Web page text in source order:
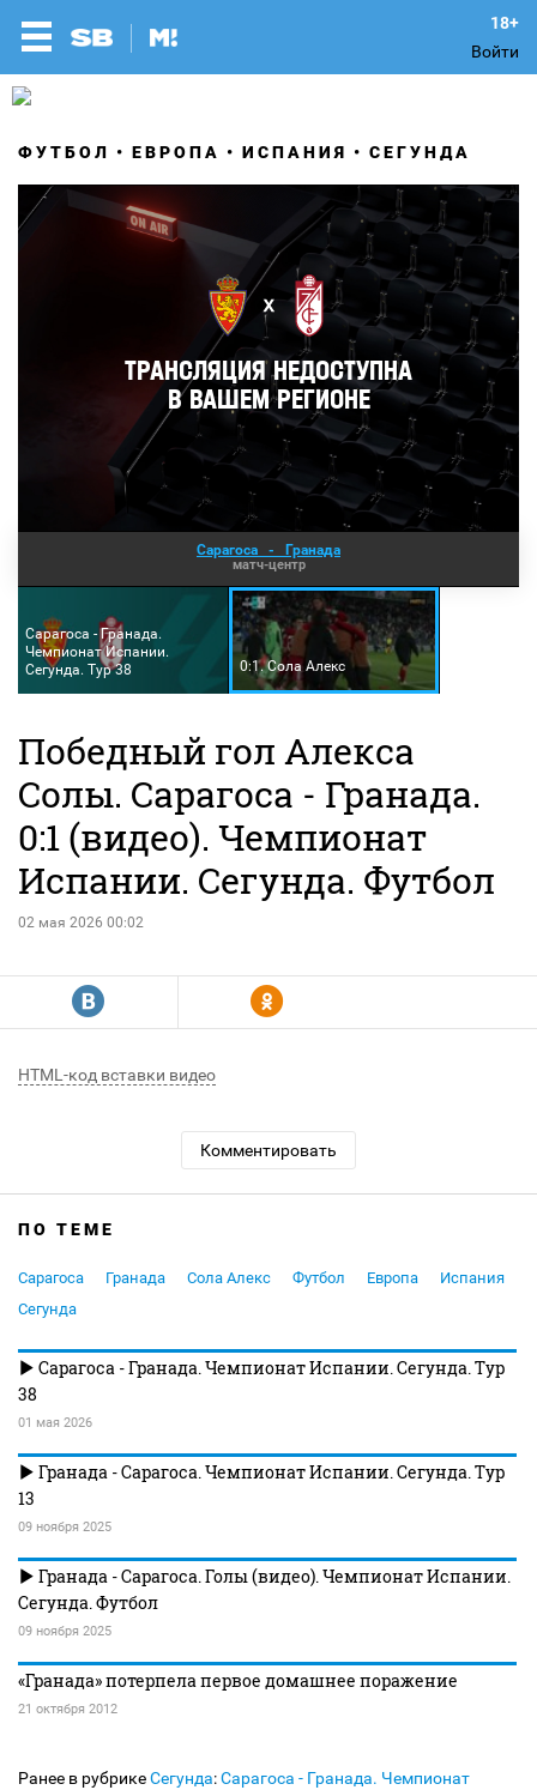
Войти
ФУТБОЛ ЕВРОПА ИСПАНИЯ СЕГУНДА
Сарагоса - Гранада
матч-центр
Сарагоса - Гранада.
Чемпионат Испании.
Сегунда. Тур 38
0:1. Сола Алекс
Победный гол Алекса
Солы. Сарагоса - Гранада.
0:1 (видео). Чемпионат
Испании. Сегунда. Футбол
02 мая 2026 00:02
R Y
HTML-код вставки видео
Комментировать
ПО ТЕМЕ
Сарагоса Гранада Сола Алекс Футбол Европа
Испания
Сегунда
Сарагоса - Гранада. Чемпионат Испании. Сегунда. Тур
38
01 мая 2026
Гранада - Сарагоса. Чемпионат Испании. Сегунда. Тур
13
09 ноября 2025
Гранада - Сарагоса. Голы (видео). Чемпионат Испании.
Сегунда. Футбол
09 ноября 2025
«Гранада» потерпела первое домашнее поражение
21 октября 2012
Ранее в рубрикеСегунда:Сарагоса - Гранада. Чемпионат